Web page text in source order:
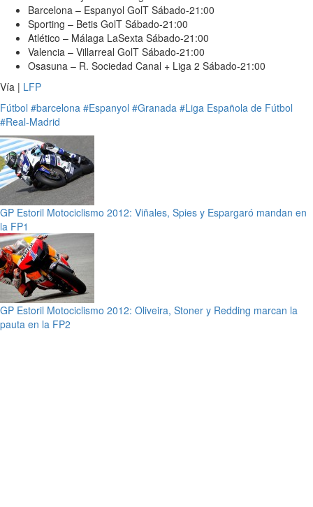
Barcelona – Espanyol GolT Sábado-21:00
Sporting – Betis GolT Sábado-21:00
Atlético – Málaga LaSexta Sábado-21:00
Valencia – Villarreal GolT Sábado-21:00
Osasuna – R. Sociedad Canal + Liga 2 Sábado-21:00
Vía | LFP
Fútbol #barcelona #Espanyol #Granada #Liga Española de Fútbol
#Real-Madrid
GP Estoril Motociclismo 2012: Viñales, Spies y Espargaró mandan en
la FP1
GP Estoril Motociclismo 2012: Oliveira, Stoner y Redding marcan la
pauta en la FP2